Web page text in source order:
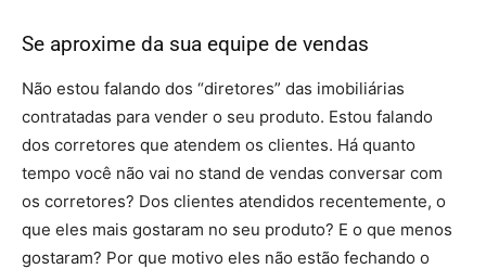
Se aproxime da sua equipe de vendas
Não estou falando dos “diretores” das imobiliárias
contratadas para vender o seu produto. Estou falando
dos corretores que atendem os clientes. Há quanto
tempo você não vai no stand de vendas conversar com
os corretores? Dos clientes atendidos recentemente, o
que eles mais gostaram no seu produto? E o que menos
gostaram? Por que motivo eles não estão fechando o